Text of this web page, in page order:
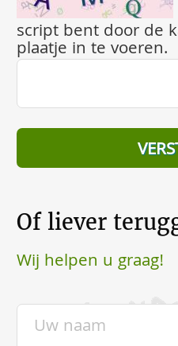
script bent door de
plaatje in te voeren.
Of liever
Wij helpen u graag!